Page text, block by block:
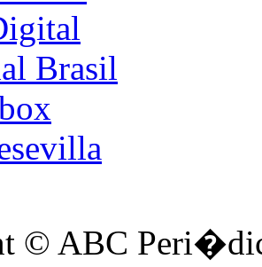
Brasil
© ABC